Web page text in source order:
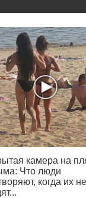
камера на
Что люди
когда их не